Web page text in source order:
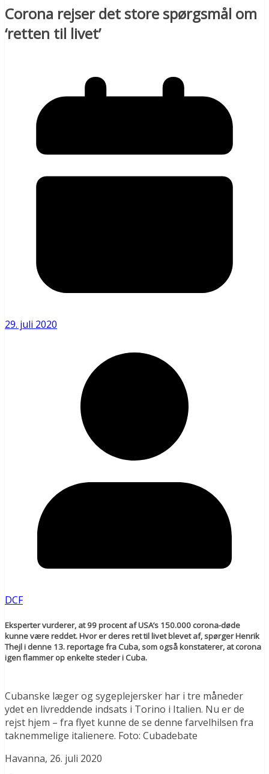
Corona rejser det store spørgsmål om
‘retten til livet’
29. juli 2020
DCF
Eksperter vurderer, at 99 procent af USA’s 150.000 corona-døde
kunne være reddet. Hvor er deres ret til livet blevet af, spørger Henrik
Thejl i denne 13. reportage fra Cuba, som også konstaterer, at corona
igen flammer op enkelte steder i Cuba.
Cubanske læger og sygeplejersker har i tre måneder
ydet en livreddende indsats i Torino i Italien. Nu er de
rejst hjem – fra flyet kunne de se denne farvelhilsen fra
taknemmelige italienere. Foto: Cubadebate
Havanna, 26. juli 2020